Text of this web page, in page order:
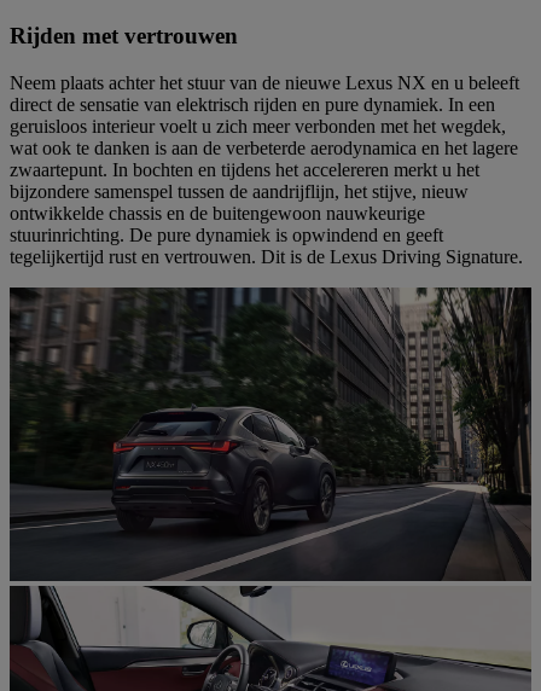
Rijden met vertrouwen
Neem plaats achter het stuur van de nieuwe Lexus NX en u beleeft
direct de sensatie van elektrisch rijden en pure dynamiek. In een
geruisloos interieur voelt u zich meer verbonden met het wegdek,
wat ook te danken is aan de verbeterde aerodynamica en het lagere
zwaartepunt. In bochten en tijdens het accelereren merkt u het
bijzondere samenspel tussen de aandrijflijn, het stijve, nieuw
ontwikkelde chassis en de buitengewoon nauwkeurige
stuurinrichting. De pure dynamiek is opwindend en geeft
tegelijkertijd rust en vertrouwen. Dit is de Lexus Driving Signature.